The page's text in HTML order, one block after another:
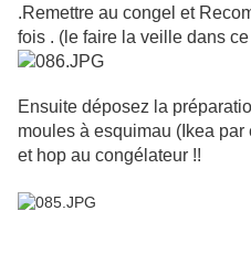
.Remettre au congel et
fois . (le faire la veille dans ce
Ensuite déposez la
moules à esquimau (Ikea
et hop au congélateur !!